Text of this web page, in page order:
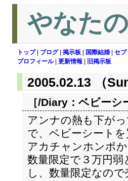
やなた
トップ| ブログ| 掲示板 国際結婚 セブ|
プロフィール| 更新情報 旧掲示板
2005.02.13 （Sun
［/Diary： ベビーシ
アンナの熱も下が
で、ベビーシートを
アカチャンホンポ
数量限定で３万円
し、数量限定なの